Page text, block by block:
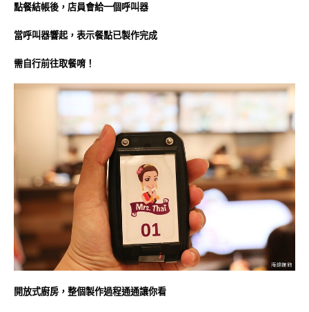
點餐結帳後，店員會給一個呼叫器
當呼叫器響起，表示餐點已製作完成
需自行前往取餐唷！
開放式廚房，整個製作過程通通讓你看